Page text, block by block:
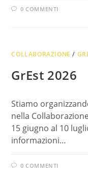
0 COMMENTI
COLLABORAZIONE /
GrEst 2026
Stiamo
nella
15 giugno al 10
informazioni…
0 COMMENTI